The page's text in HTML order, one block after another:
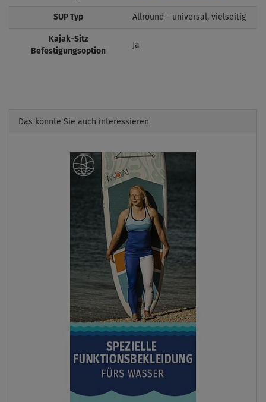
SUP Typ Allround - universal, vielseitig
Kajak-Sitz
Befestigungsoption
Ja
Das könnte Sie auch interessieren
Previous